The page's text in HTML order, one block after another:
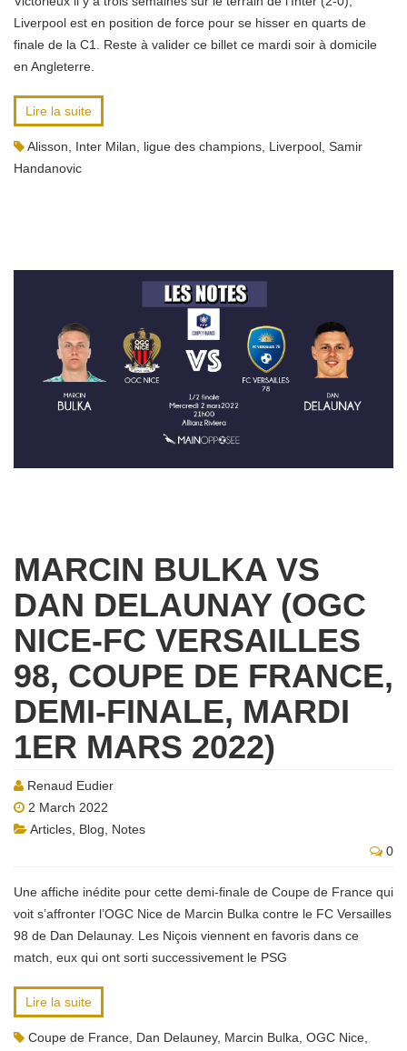
Liverpool est en position de force pour se hisser en quarts de
finale de la C1. Reste à valider ce billet ce mardi soir à domicile
en Angleterre.
Lire la suite
Alisson Inter Milan ligue des champions Liverpool Samir
Handanovic
MARCIN BULKA VS
DAN DELAUNAY (OGC
NICE-FC VERSAILLES
98, COUPE DE FRANCE,
DEMI-FINALE, MARDI
1ER MARS 2022)
Renaud Eudier
2 March 2022
Articles Blog
Notes
0
Une affiche inédite pour cette demi-finale de Coupe de France qui
voit s’affronter l’OGC Nice de Marcin Bulka contre le FC Versailles
98 de Dan Delaunay. Les Niçois viennent en favoris dans ce
match, eux qui ont sorti successivement le PSG
Lire la suite
Coupe de France Dan Delauney, Marcin Bulka OGC Nice